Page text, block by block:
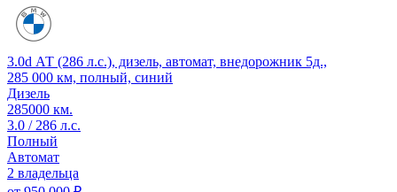
3.0d АТ (286 л.с.), дизель, автомат, внедорожник 5д.,
285 000 км, полный, синий
Дизель
285000 км.
3.0 / 286 л.с.
Полный
Автомат
2 владельца